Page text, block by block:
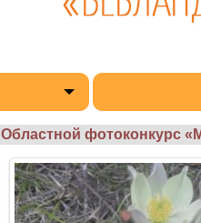
Областной фотоконкурс